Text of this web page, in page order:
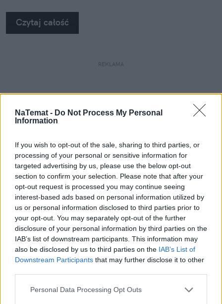
NaTemat - Do Not Process My Personal
Information
If you wish to opt-out of the sale, sharing to third parties, or
processing of your personal or sensitive information for
targeted advertising by us, please use the below opt-out
section to confirm your selection. Please note that after your
opt-out request is processed you may continue seeing
interest-based ads based on personal information utilized by
us or personal information disclosed to third parties prior to
your opt-out. You may separately opt-out of the further
disclosure of your personal information by third parties on the
IAB’s list of downstream participants. This information may
also be disclosed by us to third parties on the IAB’s List of
Downstream Participants that may further disclose it to other
Personal Data Processing Opt Outs
Czytaj całość
REKLAMA